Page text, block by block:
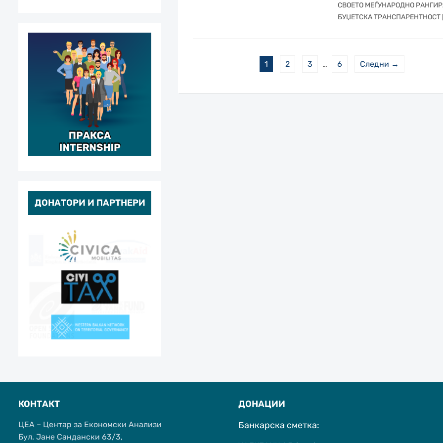
ДОНАТОРИ И ПАРТНЕРИ
СВОЕТО МЕЃУНАРОДНО
БУЏЕТСКА ТРАНСПАРЕНТНОСТ
1 2 3 … 6 Следни →
КОНТАКТ
ЦЕА – Центар за Економски Анализи
Бул. Јане Сандански 63/3,
ДОНАЦИИ
Банкарска сметка: